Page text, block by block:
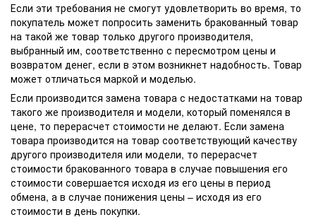
Если эти требования не смогут удовлетворить во время, то
покупатель может попросить заменить бракованный товар
на такой же товар только другого производителя,
выбранный им, соответственно с пересмотром цены и
возвратом денег, если в этом возникнет надобность. Товар
может отличаться маркой и моделью.
Если производится замена товара с недостатками на товар
такого же производителя и модели, который поменялся в
цене, то перерасчет стоимости не делают. Если замена
товара производится на товар соответствующий качеству
другого производителя или модели, то перерасчет
стоимости бракованного товара в случае повышения его
стоимости совершается исходя из его цены в период
обмена, а в случае понижения цены – исходя из его
стоимости в день покупки.